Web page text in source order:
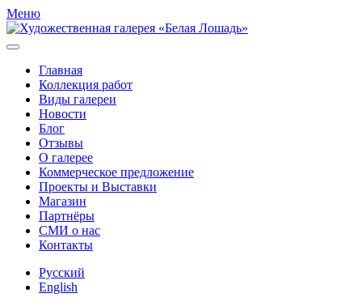
Меню
Главная
Коллекция работ
Виды галереи
Новости
Блог
Отзывы
О галерее
Коммерческое предложение
Проекты и Выставки
Магазин
Партнёры
СМИ о нас
Контакты
Русский
English